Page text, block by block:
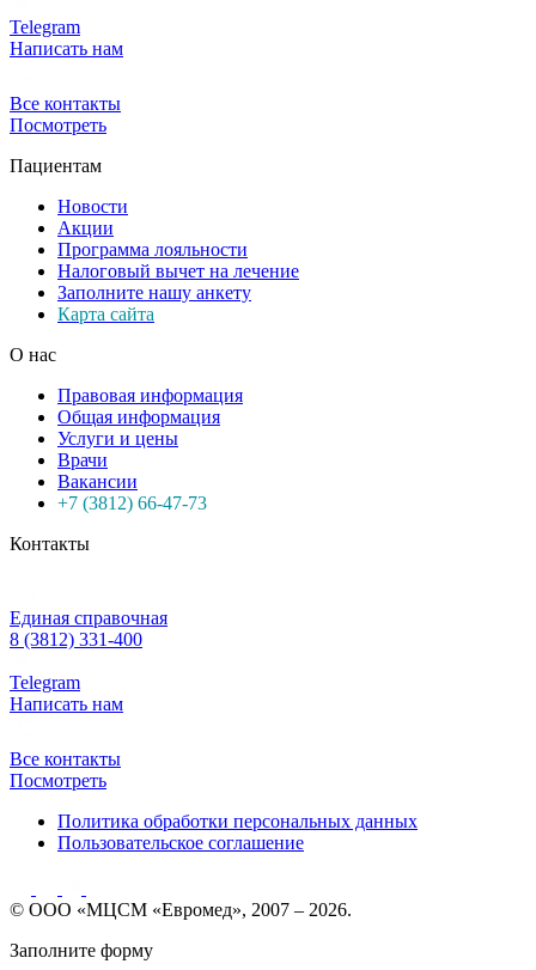
Telegram
Написать нам
Все контакты
Посмотреть
Пациентам
Новости
Акции
Программа лояльности
Налоговый вычет на лечение
Заполните нашу анкету
Карта сайта
О нас
Правовая информация
Общая информация
Услуги и цены
Врачи
Вакансии
+7 (3812) 66-47-73
Контакты
Единая справочная
8 (3812) 331-400
Telegram
Написать нам
Все контакты
Посмотреть
Политика обработки персональных данных
Пользовательское соглашение
© ООО «МЦСМ «Евромед», 2007 – 2026.
Заполните форму